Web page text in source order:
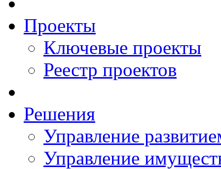
Проекты
Ключевые проекты
Реестр проектов
Решения
Управление
Управление